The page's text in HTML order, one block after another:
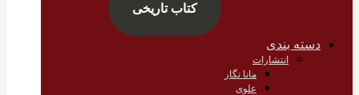
کتاب تاریخی
دسته بندی
انتشارات
مانا نگار
علوی